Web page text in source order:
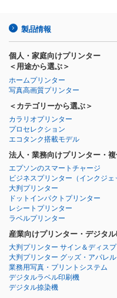
製品情報
個人・家庭向けプリンター
＜用途から選ぶ＞
ホームプリンター
写真高画質プリンター
＜カテゴリーから選ぶ＞
カラリオプリンター
プロセレクション
エコタンク搭載モデル
法人・業務向けプリンター・
エプソンのスマートチャージ
ビジネスプリンター （インクジ
大判プリンター
ドットインパクトプリンター
レシートプリンター
ラベルプリンター
産業向けプリンター・デジタ
大判プリンター サイン＆ディスプ
大判プリンター グッズ・アパレ
業務用写真・プリントシステム
デジタルラベル印刷機
デジタル捺染機